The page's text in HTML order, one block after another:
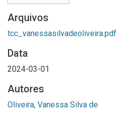
Arquivos
tcc_vanessasilvadeoliveira.pdf
Data
2024-03-01
Autores
Oliveira, Vanessa Silva de